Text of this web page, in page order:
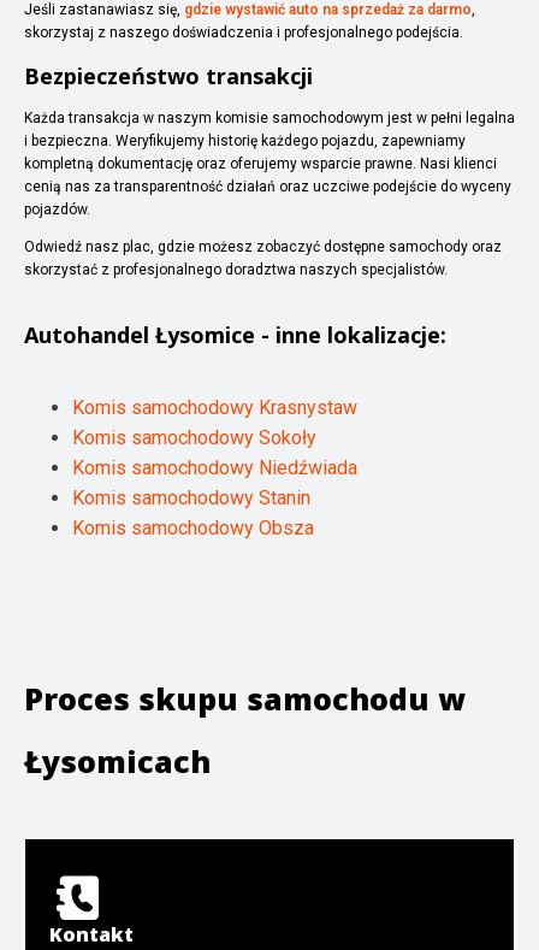
Jeśli zastanawiasz się, gdzie wystawić auto na sprzedaż za darmo,
skorzystaj z naszego doświadczenia i profesjonalnego podejścia.
Bezpieczeństwo transakcji
Każda transakcja w naszym komisie samochodowym jest w pełni legalna
i bezpieczna. Weryfikujemy historię każdego pojazdu, zapewniamy
kompletną dokumentację oraz oferujemy wsparcie prawne. Nasi klienci
cenią nas za transparentność działań oraz uczciwe podejście do wyceny
pojazdów.
Odwiedź nasz plac, gdzie możesz zobaczyć dostępne samochody oraz
skorzystać z profesjonalnego doradztwa naszych specjalistów.
Autohandel Łysomice - inne lokalizacje:
Komis samochodowy Krasnystaw
Komis samochodowy Sokoły
Komis samochodowy Niedźwiada
Komis samochodowy Stanin
Komis samochodowy Obsza
Proces skupu samochodu w
Łysomicach
Kontakt